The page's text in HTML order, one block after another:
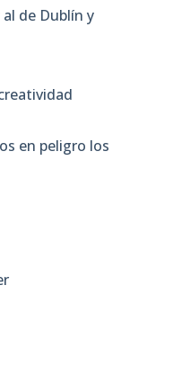
de Dublín y
en peligro los